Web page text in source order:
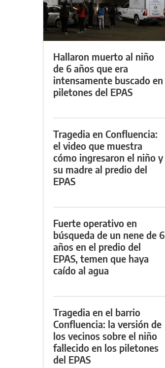
Hallaron muerto al niño
de 6 años que era
intensamente buscado en
piletones del EPAS
Tragedia en Confluencia:
el video que muestra
cómo ingresaron el niño y
su madre al predio del
EPAS
Fuerte operativo en
búsqueda de un nene de 6
años en el predio del
EPAS, temen que haya
caído al agua
Tragedia en el barrio
Confluencia: la versión de
los vecinos sobre el niño
fallecido en los piletones
del EPAS